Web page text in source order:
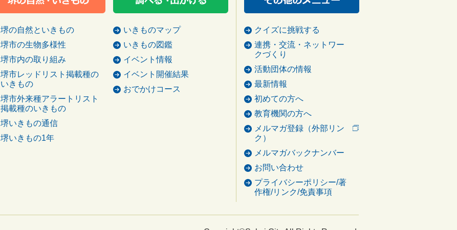
堺の自然といきもの
堺市の生物多様性
堺市内の取り組み
堺市レッドリスト掲載種の
いきもの
堺市外来種アラートリスト
掲載種のいきもの
堺いきもの通信
堺いきもの1年
いきものマップ
いきもの図鑑
イベント情報
イベント開催結果
おでかけコース
クイズに挑戦する
連携・交流・ネットワー
クづくり
活動団体の情報
最新情報
初めての方へ
教育機関の方へ
メルマガ登録（外部リン
ク）
メルマガバックナンバー
お問い合わせ
プライバシーポリシー/著
作権/リンク/免責事項